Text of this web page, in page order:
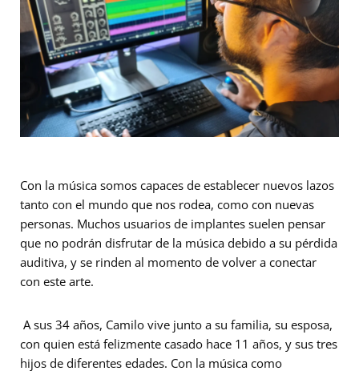
Con la música somos capaces de establecer nuevos lazos
tanto con el mundo que nos rodea, como con nuevas
personas. Muchos usuarios de implantes suelen pensar
que no podrán disfrutar de la música debido a su pérdida
auditiva, y se rinden al momento de volver a conectar
con este arte.
A sus 34 años, Camilo vive junto a su familia, su esposa,
con quien está felizmente casado hace 11 años, y sus tres
hijos de diferentes edades. Con la música como